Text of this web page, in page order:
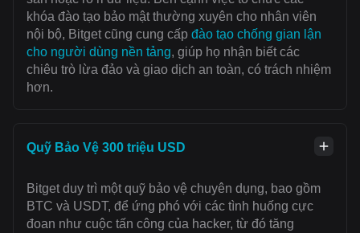
khóa đào tạo bảo mật thường xuyên cho nhân viên
nội bộ, Bitget cũng cung cấp đào tạo chống gian lận
cho người dùng nền tảng, giúp họ nhận biết các
chiêu trò lừa đảo và giao dịch an toàn, có trách nhiệm
hơn.
Quỹ Bảo Vệ 300 triệu USD
Bitget duy trì một quỹ bảo vệ chuyên dụng, bao gồm
BTC và USDT, để ứng phó với các tình huống cực
đoan như cuộc tấn công của hacker, từ đó tăng